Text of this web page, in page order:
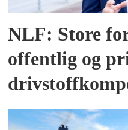
NLF: Store
offentlig og